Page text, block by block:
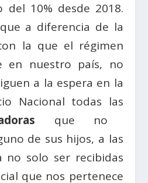
10% desde 2018.
a diferencia de la
la que el régimen
en nuestro país, no
a la espera en la
Nacional todas las
que no
de sus hijos, a las
no solo ser recibidas
que nos pertenece